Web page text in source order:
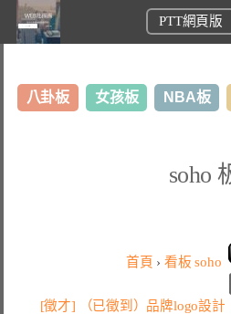
PTT網頁版
八卦板 女孩板 NBA板
soho
首頁 › 看板soho
[徵才] （已徵到）品牌logo設計